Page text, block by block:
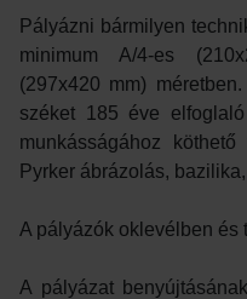
Pályázni bármilyen
minimum A/4-es
(297x420 mm)
széket 185 éve
munkásságához
Pyrker ábrázolás,
A pályázók oklevélben és
A pályázat